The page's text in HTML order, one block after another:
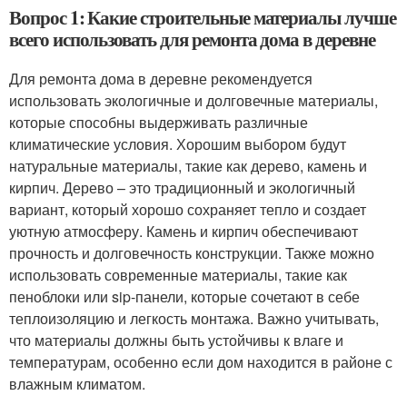
Вопрос 1: Какие строительные материалы лучше
всего использовать для ремонта дома в деревне
Для ремонта дома в деревне рекомендуется
использовать экологичные и долговечные материалы,
которые способны выдерживать различные
климатические условия. Хорошим выбором будут
натуральные материалы, такие как дерево, камень и
кирпич. Дерево – это традиционный и экологичный
вариант, который хорошо сохраняет тепло и создает
уютную атмосферу. Камень и кирпич обеспечивают
прочность и долговечность конструкции. Также можно
использовать современные материалы, такие как
пеноблоки или sip-панели, которые сочетают в себе
теплоизоляцию и легкость монтажа. Важно учитывать,
что материалы должны быть устойчивы к влаге и
температурам, особенно если дом находится в районе с
влажным климатом.